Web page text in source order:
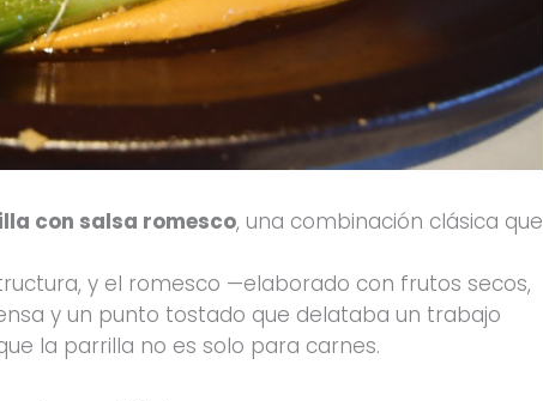
con salsa romesco, una combinación clásica que
y el romesco —elaborado con frutos secos,
y un punto tostado que delataba un trabajo
la parrilla no es solo para carnes.